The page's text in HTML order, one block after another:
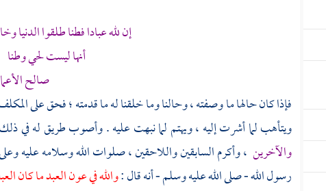
إن لله عبادا فطنا طلقوا الدنيا
أنها ليست لحي
صالح
فإذا كان حالها ما وصفته ، وحالنا وما خلقنا له ما قدمته ؛ فحق على
ويتأهب لما أشرت إليه ، ويهتم لما نبهت عليه . وأصوب طريق له في
والآخرين ، وأكرم السابقين واللاحقين ، صلوات الله وسلامه عليه
رسول الله - صلى الله عليه وسلم - أنه قال :والله في عون العبد ما كان